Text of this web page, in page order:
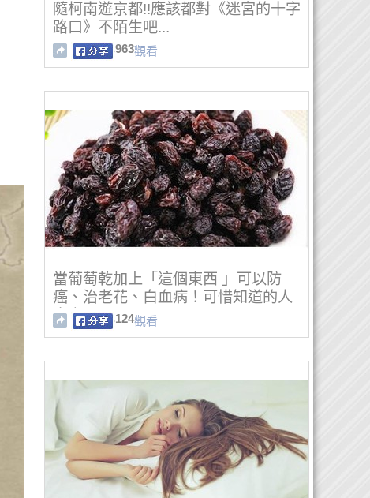
隨柯南遊京都!!應該都對《迷宮的十字
路口》不陌生吧...
963觀看
當葡萄乾加上「這個東西 」可以防
癌、治老花、白血病！可惜知道的人
太少了！ 124觀看